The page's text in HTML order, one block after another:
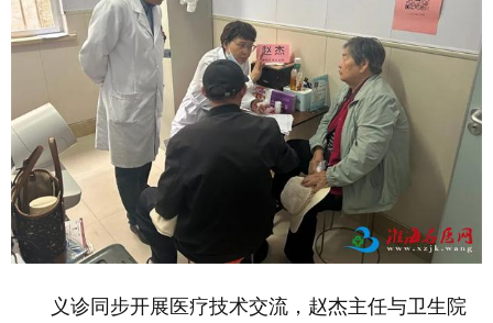
义诊同步开展医疗技术交流，赵杰主任与卫生院